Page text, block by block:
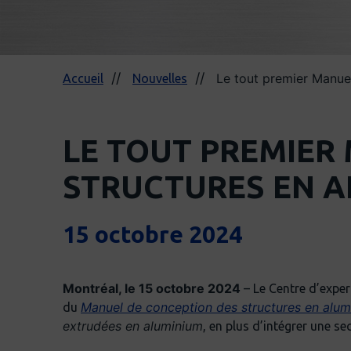
Accueil Nouvelles Le tout premier
LE TOUT
STRUCTURES EN
15 octobre 2024
Montréal, le 15 octobre 2024 – Le Centre
du Manuel de conception des structures en
extrudées en aluminium, en plus d’intégrer une